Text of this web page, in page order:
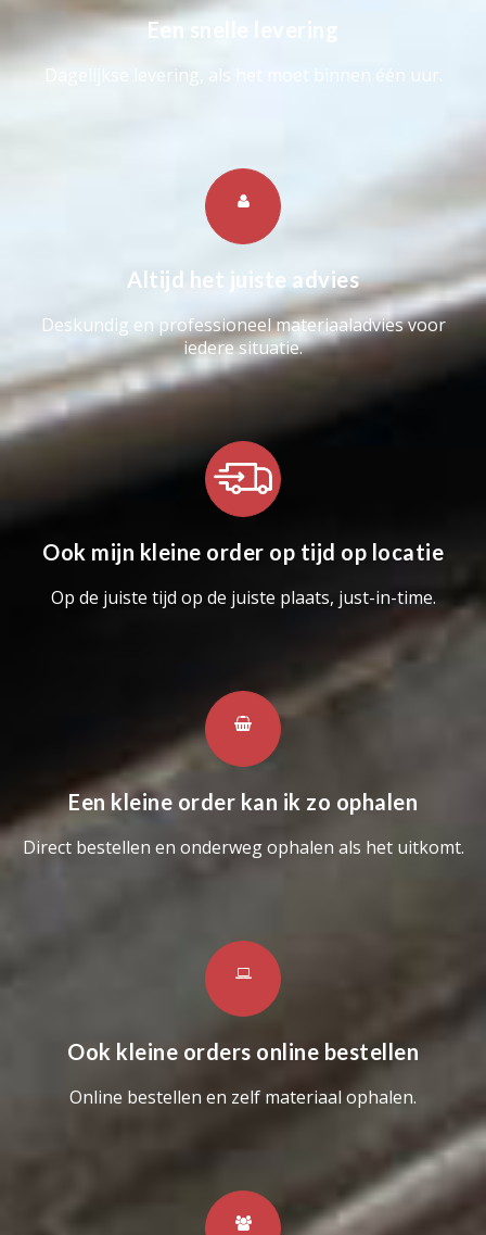
Een snelle levering
Dagelijkse levering, als het moet binnen één uur.
Altijd het juiste advies
Deskundig en professioneel materiaaladvies voor
iedere situatie.
Ook mijn kleine order op tijd op locatie
Op de juiste tijd op de juiste plaats, just-in-time.
Een kleine order kan ik zo ophalen
Direct bestellen en onderweg ophalen als het uitkomt.
Ook kleine orders online bestellen
Online bestellen en zelf materiaal ophalen.